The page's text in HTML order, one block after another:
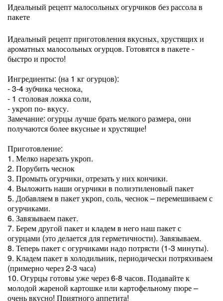
Идеальный рецепт малосольных огурчиков без рассола в
пакете
Идеальный рецепт приготовления вкусных, хрустящих и
ароматных малосольных огурцов. Готовятся в пакете -
быстро и просто!
Ингредиенты: (на 1 кг огурцов):
- 3-4 зубчика чеснока,
- 1 столовая ложка соли,
- укроп по- вкусу.
Замечание: огурцы лучше брать мелкого размера, они
получаются более вкусные и хрустящие!
Приготовление:
1. Мелко нарезать укроп.
2. Порубить чеснок
3. Промыть огурчики, отрезать у них кончики.
4. Выложить наши огурчики в полиэтиленовый пакет
5. Добавляем в пакет укроп, соль, чеснок – перемешиваем с
огурчиками.
6. Завязываем пакет.
7. Берем другой пакет и кладем в него наш пакет с
огурцами (это делается для герметичности). Завязываем.
8. Теперь пакет с огурчиками надо потрясти (1-3 минуты).
9. Кладем пакет в холодильник, периодически потряхиваем
(примерно через 2-3 часа)
10. Огурцы готовы уже через 6-8 часов. Подавайте к
молодой жареной картошке или картофельному пюре –
очень вкусно! Приятного аппетита!